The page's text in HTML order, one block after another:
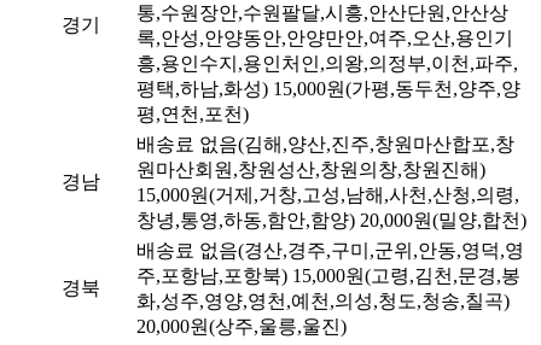
경기
통,수원장안,수원팔달,시흥,안산단원,안산상
록,안성,안양동안,안양만안,여주,오산,용인기
흥,용인수지,용인처인,의왕,의정부,이천,파주,
평택,하남,화성) 15,000원(가평,동두천,양주,양
평,연천,포천)
경남
배송료 없음(김해,양산,진주,창원마산합포,창
원마산회원,창원성산,창원의창,창원진해)
15,000원(거제,거창,고성,남해,사천,산청,의령,
창녕,통영,하동,함안,함양) 20,000원(밀양,합천)
경북
배송료 없음(경산,경주,구미,군위,안동,영덕,영
주,포항남,포항북) 15,000원(고령,김천,문경,봉
화,성주,영양,영천,예천,의성,청도,청송,칠곡)
20,000원(상주,울릉,울진)